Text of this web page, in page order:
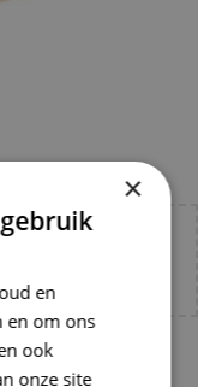
×
en
en om ons
ook
onze site